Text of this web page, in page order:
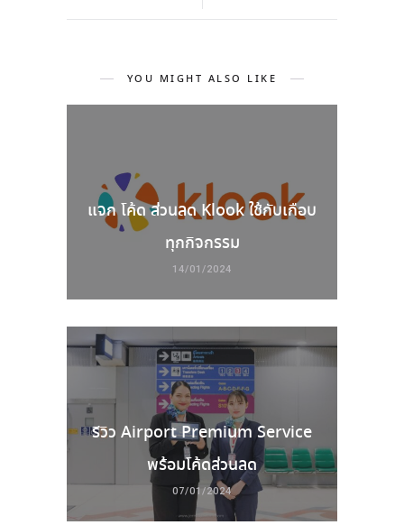
YOU MIGHT ALSO LIKE
แจก โค้ด ส่วนลด Klook ใช้กับเกือบ
ทุกกิจกรรม
14/01/2024
รีวิว Airport Premium Service
พร้อมโค้ดส่วนลด
07/01/2024